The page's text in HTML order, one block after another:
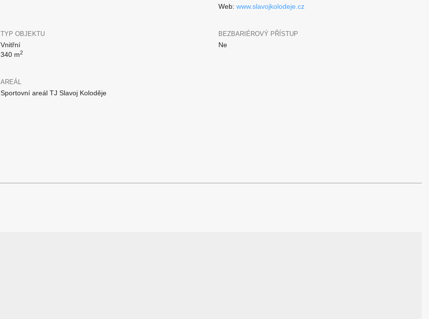
Web: www.slavojkolodeje.cz
TYP OBJEKTU
Vnitřní
340 m2
BEZBARIÉROVÝ PŘÍSTUP
Ne
AREÁL
Sportovní areál TJ Slavoj Koloděje